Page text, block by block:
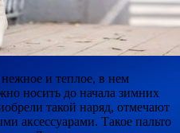
нежное и теплое, в нем
носить до начала зимних
такой наряд, отмечают
аксессуарами. Такое пальто